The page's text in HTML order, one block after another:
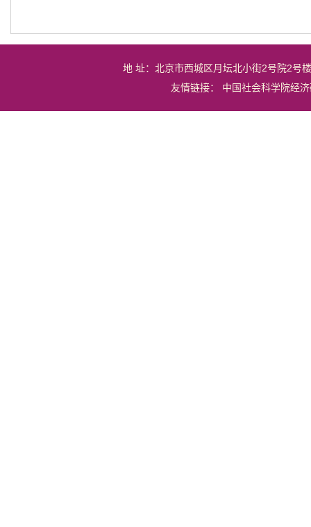
地 址：北京市西城区月坛北小街2号院2号
友情链接： 中国社会科学院经